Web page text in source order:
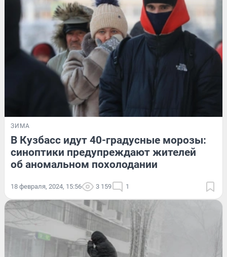
ЗИМА
В Кузбасс идут 40-градусные морозы:
синоптики предупреждают жителей
об аномальном похолодании
18 февраля, 2024, 15:56 3 159 1